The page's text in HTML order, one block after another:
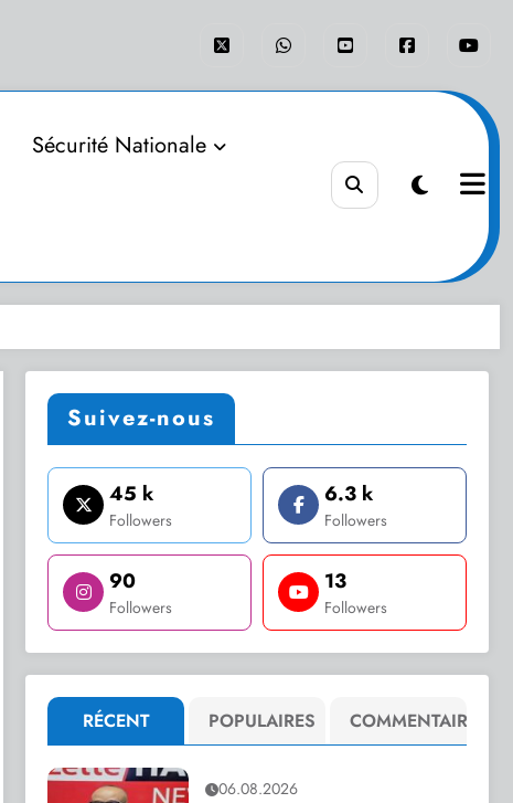
Sécurité Nationale
Suivez-nous
45 k
Followers
6.3 k
Followers
90
Followers
13
Followers
RÉCENT POPULAIRES COMMENTAIRE
06.08.2026